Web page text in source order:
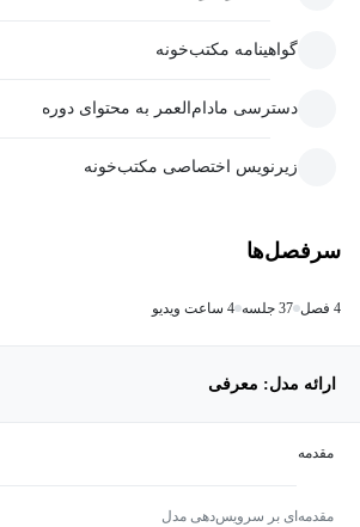
گواهینامه مکتب‌خونه
دسترسی مادام‌العمر به محتوای دوره
زیرنویس اختصاصی مکتب‌خونه
سرفصل‌ها
4 فصل 37 جلسه 4 ساعت ویدیو
ارائه مدل: معرفی
مقدمه
مقدمه‌ای بر سرویس‌دهی مدل